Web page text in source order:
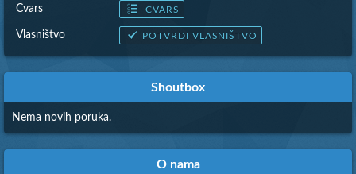
Cvars CVARS
Vlasništvo POTVRDI VLASNIŠTVO
Shoutbox
Nema novih poruka.
O nama